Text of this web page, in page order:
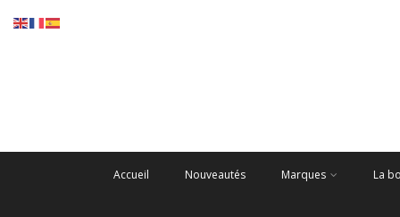
Accueil Nouveautés Marques La